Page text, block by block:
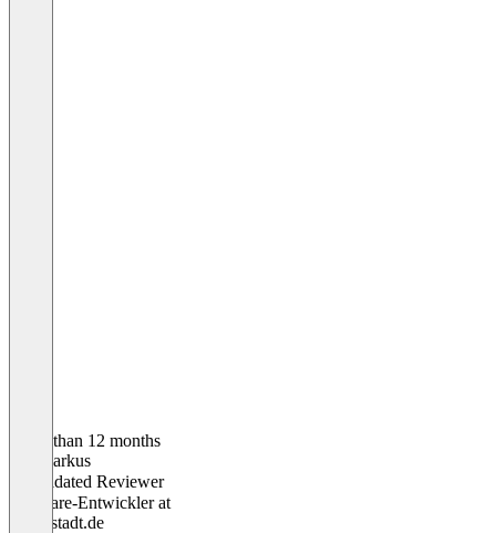
Older than 12 months
Jan-Markus
Validated Reviewer
Software-Entwicklerat
meinestadt.de